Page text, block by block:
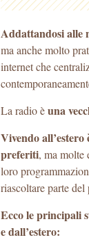
Addattandosi alle
ma anche molto
internet che
La radio èuna
Vivendo
preferiti, ma molte
loro
riascoltare parte
Ecco le principali
e dall’estero: